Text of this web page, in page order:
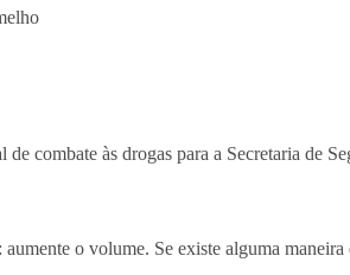
combate às drogas para a Secretaria de
o volume. Se existe alguma